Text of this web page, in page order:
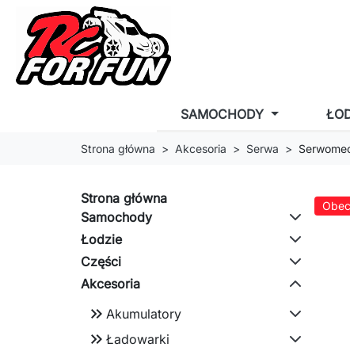
SAMOCHODY
Strona główna Akcesoria Serwa
Strona główna
Samochody
Łodzie
Części
Akcesoria
keyboard_double_arrow_right Akumulatory
keyboard_double_arrow_right Ładowarki